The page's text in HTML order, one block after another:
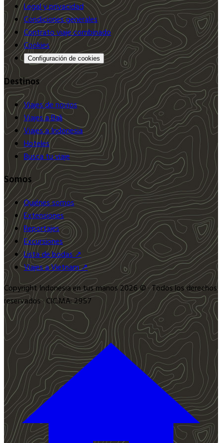
Legal y privacidad
Condiciones generales
Contrato viaje combinado
Cookies
Configuración de cookies
Destinos
Viajes de novios
Viajes a Bali
Viajes a Indonesia
Hoteles
Busca tu viaje
Somos
Quiénes somos
Extensiones
Reportajes
Excursiones
Lista de bodas ↗
Viajes a Vietnam ↗
Copyright Indonesia en tus manos 2026 © · Todos los derechos
reservados · CIC.MA: 2957